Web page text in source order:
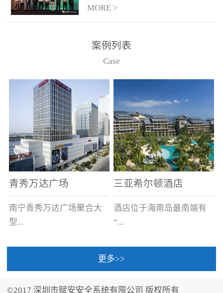
联，一台监控主机最多可
从监控主机上获取，最多
只能接6台，超过的需从现
MORE >
案例列表
Case
青秀万达广场
南宁青秀万达广场聚合大
型...
三亚希尔顿酒店
酒店位于海南岛最南端有
“...
中国的海岛天堂”之美称的
更多>>
©2017 深圳市赋安安全系统有限公司 版权所有